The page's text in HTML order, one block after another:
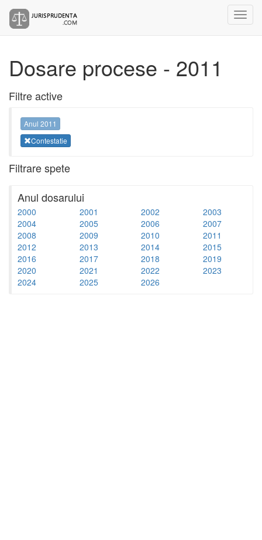
Dosare procese - 2011
Filtre active
Anul 2011
Contestatie
Filtrare spete
Anul dosarului
2000 2001 2002
2003
2004
2005 2006
2007
2008
2009 2010
2011
2012
2013 2014
2015
2016
2017 2018
2019
2020
2021 2022
2023
2024
2025 2026